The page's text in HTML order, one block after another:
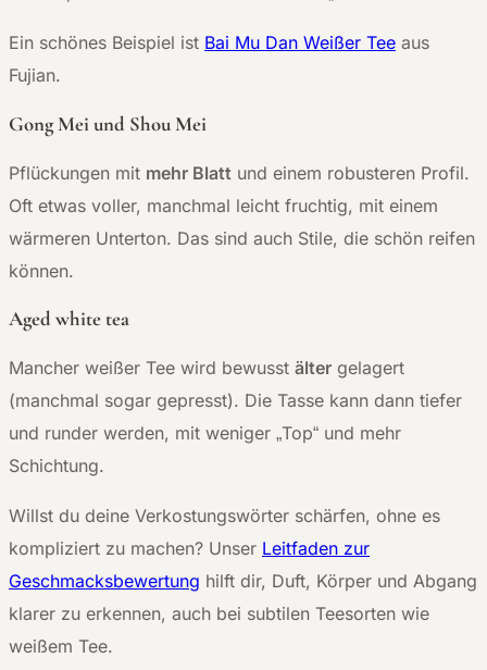
Ein schönes Beispiel ist Bai Mu Dan Weißer Tee aus
Fujian.
Gong Mei und Shou Mei
Pflückungen mit mehr Blatt und einem robusteren Profil.
Oft etwas voller, manchmal leicht fruchtig, mit einem
wärmeren Unterton. Das sind auch Stile, die schön reifen
können.
Aged white tea
Mancher weißer Tee wird bewusst älter gelagert
(manchmal sogar gepresst). Die Tasse kann dann tiefer
und runder werden, mit weniger „Top“ und mehr
Schichtung.
Willst du deine Verkostungswörter schärfen, ohne es
kompliziert zu machen? Unser Leitfaden zur
Geschmacksbewertung hilft dir, Duft, Körper und Abgang
klarer zu erkennen, auch bei subtilen Teesorten wie
weißem Tee.